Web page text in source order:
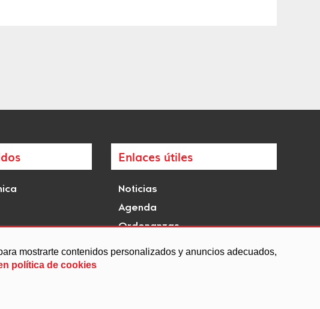
mostrarte contenidos personalizados y anuncios adecuados,
política de cookies
Enlaces útiles
Noticias
Agenda
Ordenanzas